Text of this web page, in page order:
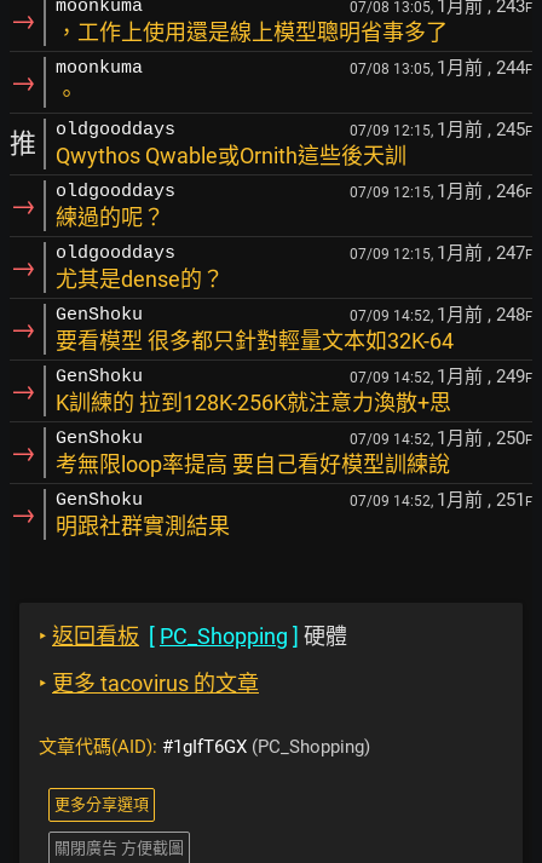
→ moonkuma 07/08 13:05, 1月前 , 243F
，工作上使用還是線上模型聰明省事多了
→ moonkuma 07/08 13:05, 1月前 , 244F
。
推 oldgooddays 07/09 12:15, 1月前 , 245F
Qwythos Qwable或Ornith這些後天訓
→ oldgooddays 07/09 12:15, 1月前 , 246F
練過的呢？
→ oldgooddays 07/09 12:15, 1月前 , 247F
尤其是dense的？
→ GenShoku 07/09 14:52, 1月前 , 248F
要看模型 很多都只針對輕量文本如32K-64
→ GenShoku 07/09 14:52, 1月前 , 249F
K訓練的 拉到128K-256K就注意力渙散+思
→ GenShoku 07/09 14:52, 1月前 , 250F
考無限loop率提高 要自己看好模型訓練說
→ GenShoku 07/09 14:52, 1月前 , 251 F
明跟社群實測結果
‣ 返回看板 [ PC_Shopping ] 硬體
‣ 更多 tacovirus 的文章
文章代碼(AID): #1gIfT6GX (PC_Shopping)
更多分享選項
關閉廣告 方便截圖